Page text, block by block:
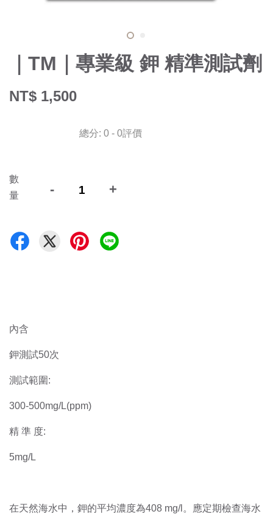
｜TM｜專業級 鉀 精準測試劑
NT$ 1,500
總分: 0 - 0評價
數
量
- +
內含
鉀測試50次
測試範圍:
300-500mg/L(ppm)
精 準 度:
5mg/L
在天然海水中，鉀的平均濃度為408 mg/l。應定期檢查海水